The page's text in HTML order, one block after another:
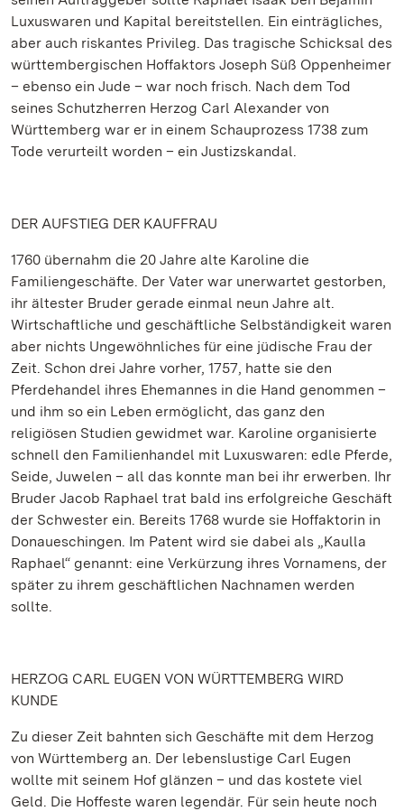
Luxuswaren und Kapital bereitstellen. Ein einträgliches,
aber auch riskantes Privileg. Das tragische Schicksal des
württembergischen Hoffaktors Joseph Süß Oppenheimer
– ebenso ein Jude – war noch frisch. Nach dem Tod
seines Schutzherren Herzog Carl Alexander von
Württemberg war er in einem Schauprozess 1738 zum
Tode verurteilt worden – ein Justizskandal.
DER AUFSTIEG DER KAUFFRAU
1760 übernahm die 20 Jahre alte Karoline die
Familiengeschäfte. Der Vater war unerwartet gestorben,
ihr ältester Bruder gerade einmal neun Jahre alt.
Wirtschaftliche und geschäftliche Selbständigkeit waren
aber nichts Ungewöhnliches für eine jüdische Frau der
Zeit. Schon drei Jahre vorher, 1757, hatte sie den
Pferdehandel ihres Ehemannes in die Hand genommen –
und ihm so ein Leben ermöglicht, das ganz den
religiösen Studien gewidmet war. Karoline organisierte
schnell den Familienhandel mit Luxuswaren: edle Pferde,
Seide, Juwelen – all das konnte man bei ihr erwerben. Ihr
Bruder Jacob Raphael trat bald ins erfolgreiche Geschäft
der Schwester ein. Bereits 1768 wurde sie Hoffaktorin in
Donaueschingen. Im Patent wird sie dabei als „Kaulla
Raphael“ genannt: eine Verkürzung ihres Vornamens, der
später zu ihrem geschäftlichen Nachnamen werden
sollte.
HERZOG CARL EUGEN VON WÜRTTEMBERG WIRD
KUNDE
Zu dieser Zeit bahnten sich Geschäfte mit dem Herzog
von Württemberg an. Der lebenslustige Carl Eugen
wollte mit seinem Hof glänzen – und das kostete viel
Geld. Die Hoffeste waren legendär. Für sein heute noch